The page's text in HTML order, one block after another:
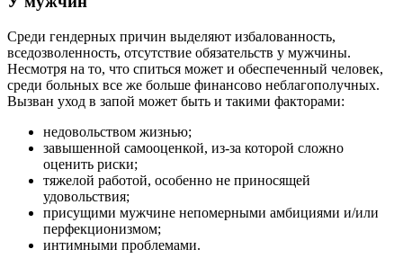
Среди гендерных причин выделяют избалованность,
вседозволенность, отсутствие обязательств у мужчины.
Несмотря на то, что спиться может и обеспеченный человек,
среди больных все же больше финансово неблагополучных.
Вызван уход в запой может быть и такими факторами:
недовольством жизнью;
завышенной самооценкой, из-за которой сложно
оценить риски;
тяжелой работой, особенно не приносящей
удовольствия;
присущими мужчине непомерными амбициями и/или
перфекционизмом;
интимными проблемами.